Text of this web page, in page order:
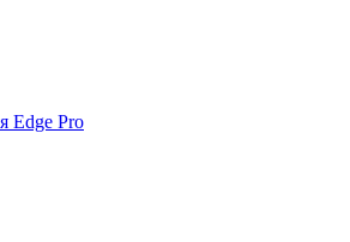
Edge Pro